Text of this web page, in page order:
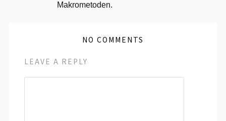
Makrometoden.
NO COMMENTS
LEAVE A REPLY